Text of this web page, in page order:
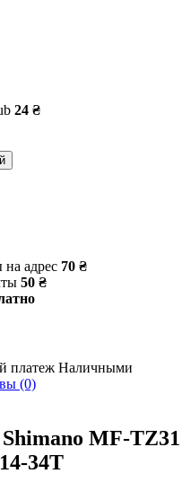
24 ₴
адрес 70 ₴
50 ₴
платеж Наличными
(0)
MF-TZ31
34Т